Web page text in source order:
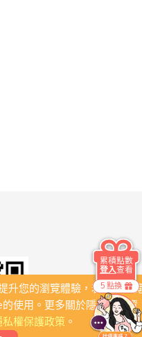
升您的瀏覽體驗，若繼續瀏
使用。更多關於隱私保護資
私權保護政策。
5 點換
累積點數
登入查看